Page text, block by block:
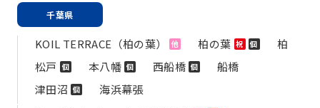
千葉県
KOIL TERRACE（柏の葉） 他 柏の葉 祝 個
柏
松戸 個 本八幡 個 西船橋 個
船橋
津田沼 個
海浜幕張